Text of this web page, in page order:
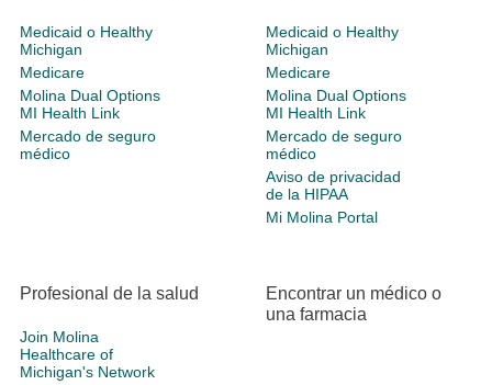
Medicaid o Healthy
Michigan
Medicare
Molina Dual Options
MI Health Link
Mercado de seguro
médico
Medicaid o Healthy
Michigan
Medicare
Molina Dual Options
MI Health Link
Mercado de seguro
médico
Aviso de privacidad
de la HIPAA
Mi Molina Portal
Profesional de la salud
Join Molina
Healthcare of
Michigan's Network
Encontrar un médico o
una farmacia